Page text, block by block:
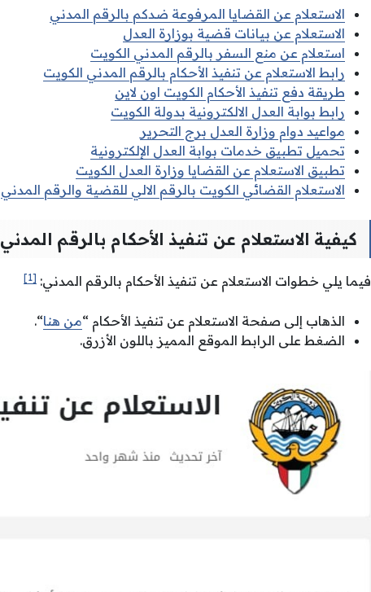
الاستعلام عن القضايا المرفوعة ضدكم بالرقم المدني
الاستعلام عن بيانات قضية بوزارة العدل
استعلام عن منع السفر بالرقم المدني الكويت
رابط الاستعلام عن تنفيذ الأحكام بالرقم المدني الكويت
طريقة دفع تنفيذ الأحكام الكويت اون لاين
رابط بوابة العدل الالكترونية بدولة الكويت
مواعيد دوام وزارة العدل برج التحرير
تحميل تطبيق خدمات بوابة العدل الإلكترونية
تطبيق الاستعلام عن القضايا وزارة العدل الكويت
الاستعلام القضائي الكويت بالرقم الالي للقضية والرقم المدني
كيفية الاستعلام عن تنفيذ الأحكام بالرقم المدني
فيما يلي خطوات الاستعلام عن تنفيذ الأحكام بالرقم المدني: [1]
الذهاب إلى صفحة الاستعلام عن تنفيذ الأحكام “من هنا“.
الضغط على الرابط الموقع المميز باللون الأزرق.